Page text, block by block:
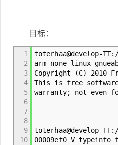
目标：
1
2
3
4
5
6
7
8
9
10
toterhaa@develop-
arm-none-linux-
Copyright (C) 2010
This is free
warranty; not even for
toterhaa@develop-
00009ef0 V typeinfo